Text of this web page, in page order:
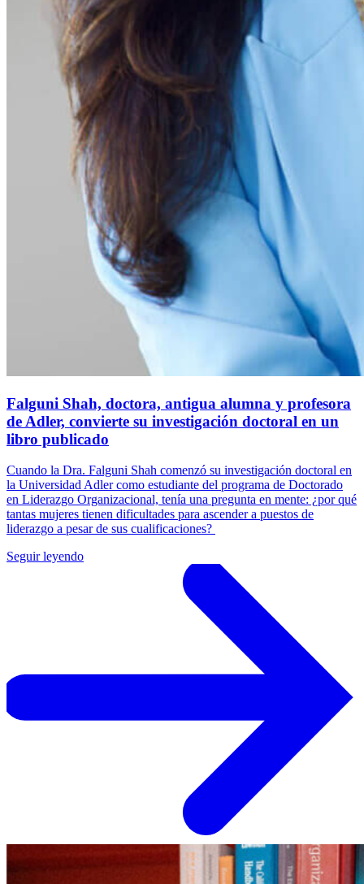
Falguni Shah, doctora, antigua alumna y profesora
de Adler, convierte su investigación doctoral en un
libro publicado
Cuando la Dra. Falguni Shah comenzó su investigación doctoral en
la Universidad Adler como estudiante del programa de Doctorado
en Liderazgo Organizacional, tenía una pregunta en mente: ¿por qué
tantas mujeres tienen dificultades para ascender a puestos de
liderazgo a pesar de sus cualificaciones?
Seguir leyendo